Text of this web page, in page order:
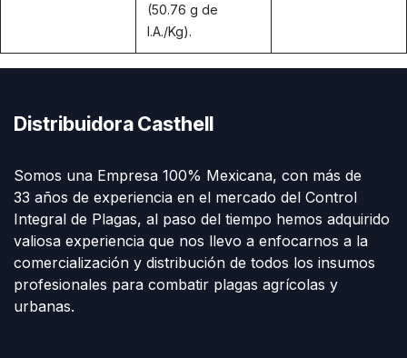
(50.76 g de
I.A./Kg).
Distribuidora Casthell
Somos una Empresa 100% Mexicana, con más de
33 años de experiencia en el mercado del Control
Integral de Plagas, al paso del tiempo hemos adquirido
valiosa experiencia que nos llevo a enfocarnos a la
comercialización y distribución de todos los insumos
profesionales para combatir plagas agrícolas y
urbanas.